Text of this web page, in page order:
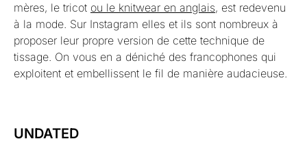
mères, le tricot ou le knitwear en anglais, est redevenu
à la mode. Sur Instagram elles et ils sont nombreux à
proposer leur propre version de cette technique de
tissage. On vous en a déniché des francophones qui
exploitent et embellissent le fil de manière audacieuse.
UNDATED